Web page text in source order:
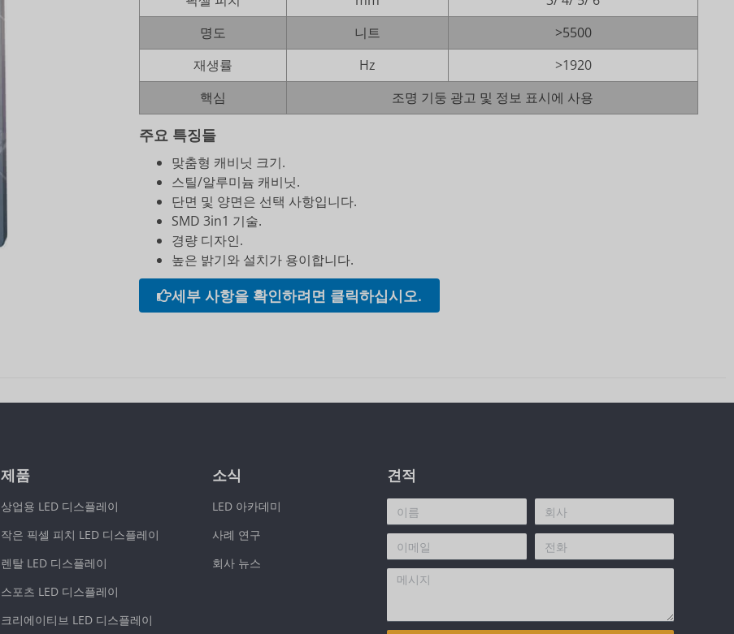
명도
니트
>5500
재생률
Hz
>1920
핵심
조명 기둥 광고 및 정보 표시에 사용
주요 특징들
맞춤형 캐비닛 크기.
스틸/알루미늄 캐비닛.
단면 및 양면은 선택 사항입니다.
SMD 3in1 기술.
경량 디자인.
높은 밝기와 설치가 용이합니다.
세부 사항을 확인하려면 클릭하십시오.
제품
상업용 LED 디스플레이
작은 픽셀 피치 LED 디스플레이
렌탈 LED 디스플레이
스포츠 LED 디스플레이
크리에이티브 LED 디스플레이
소식
LED 아카데미
사례 연구
회사 뉴스
견적